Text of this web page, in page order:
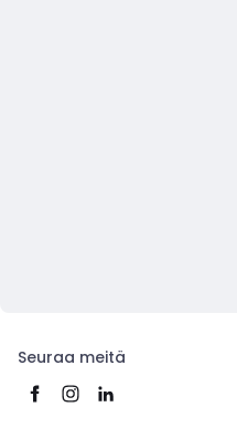
Seuraa meitä